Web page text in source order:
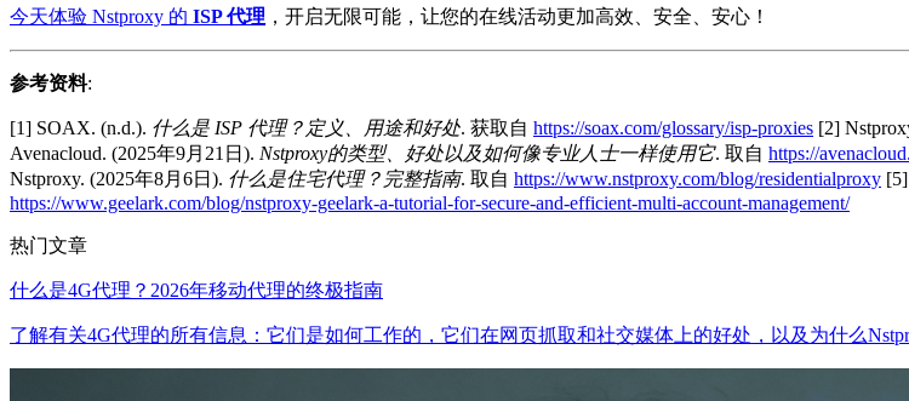
今天体验 Nstproxy 的 ISP 代理 ，开启无限可能，让您的在线活动更加高效、安全、安心！
参考资料:
[1] SOAX. (n.d.). 什么是 ISP 代理？定义、用途和好处. 获取自 https://soax.com/glossary/isp-proxies [2]
Avenacloud. (2025年9月21日). Nstproxy的类型、好处以及如何像专业人士一样使用它. 取自 https://
Nstproxy. (2025年8月6日). 什么是住宅代理？完整指南. 取自 https://www.nstproxy.com/blog/residentialproxy
https://www.geelark.com/blog/nstproxy-geelark-a-tutorial-for-secure-and-efficient-multi-account-management/
热门文章
什么是4G代理？2026年移动代理的终极指南
了解有关4G代理的所有信息：它们是如何工作的，它们在网页抓取和社交媒体上的好处，以及为什么